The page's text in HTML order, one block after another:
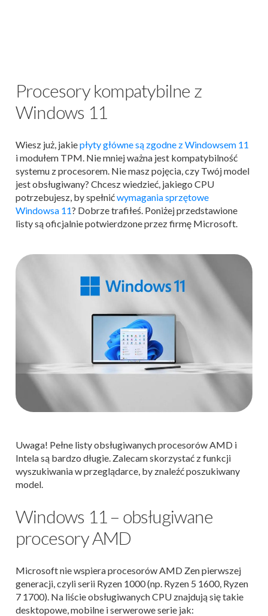
Procesory kompatybilne z
Windows 11
Wiesz już, jakiepłyty główne są zgodne z Windowsem 11
i modułem TPM. Nie mniej ważna jest kompatybilność
systemu z procesorem. Nie masz pojęcia, czy Twój model
jest obsługiwany? Chcesz wiedzieć, jakiego CPU
potrzebujesz, by spełnićwymagania sprzętowe
Windowsa 11? Dobrze trafiłeś. Poniżej przedstawione
listy są oficjalnie potwierdzone przez firmę Microsoft.
Uwaga! Pełne listy obsługiwanych procesorów AMD i
Intela są bardzo długie. Zalecam skorzystać z funkcji
wyszukiwania w przeglądarce, by znaleźć poszukiwany
model.
Windows 11 – obsługiwane
procesory AMD
Microsoft nie wspiera procesorów AMD Zen pierwszej
generacji, czyli serii Ryzen 1000 (np. Ryzen 5 1600, Ryzen
7 1700). Na liście obsługiwanych CPU znajdują się takie
desktopowe, mobilne i serwerowe serie jak: